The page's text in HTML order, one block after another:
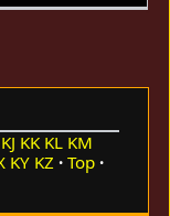
KJ KK KL KM
KY KZ
Top